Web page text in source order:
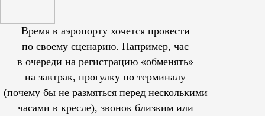
Время в аэропорту хочется провести
по своему сценарию. Например, час
в очереди на регистрацию «обменять»
на завтрак, прогулку по терминалу
(почему бы не размяться перед несколькими
часами в кресле), звонок близким или